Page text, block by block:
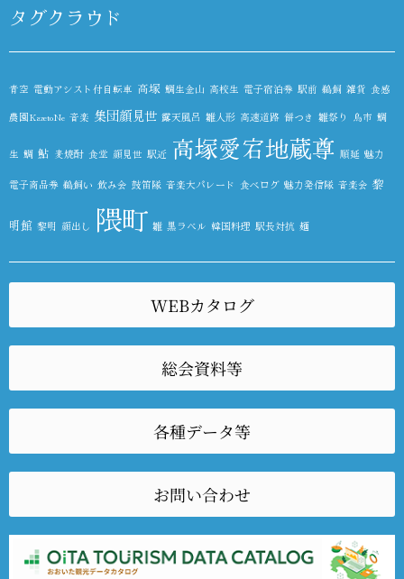
タグクラウド
青空 電動アシスト付自転車 高塚 鯛生金山 高校生 電子宿泊券 駅前 鵜飼 雑貨 食感
農園KazetoNe 音楽 集団顔見世 露天風呂 雛人形 高速道路 餅つき 雛祭り 鳥市 鯛
生 鯛 鮎 麦焼酎 食堂 顔見世 駅近 高塚愛宕地蔵尊 順延 魅力
電子商品券 鵜飼い 飲み会 鼓笛隊 音楽大パレード 食べログ 魅力発信隊 音楽会 黎
明館 黎明 顔出し 隈町 雛 黒ラベル 韓国料理 駅長対抗 麺
WEBカタログ
総会資料等
各種データ等
お問い合わせ